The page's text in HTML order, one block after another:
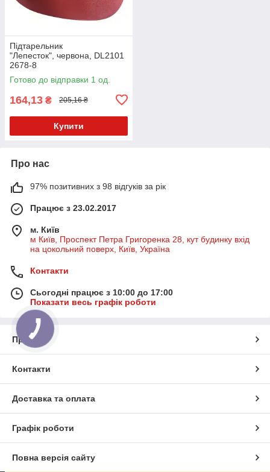
Підтарельник
"Лепесток", червона, DL2101
2678-8
Готово до відправки 1 од.
164,13 ₴ 205,16 ₴
Купити
Про нас
97% позитивних з 98 відгуків за рік
Працює з 23.02.2017
м. Київ
м Київ, Проспект Петра Григоренка 28, кут будинку вхід
на цокольний поверх, Київ, Україна
Контакти
Сьогодні працює з 10:00 до 17:00
Показати весь графік роботи
Про нас
Контакти
Доставка та оплата
Графік роботи
Повна версія сайту